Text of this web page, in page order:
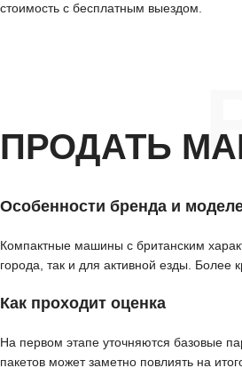
стоимость с бесплатным выездом.
ПРОДАТЬ
Особенности бренда и
Компактные машины с британским
города, так и для активной езды.
Как проходит оценка
На первом этапе уточняются базовые
пакетов может заметно повлиять на